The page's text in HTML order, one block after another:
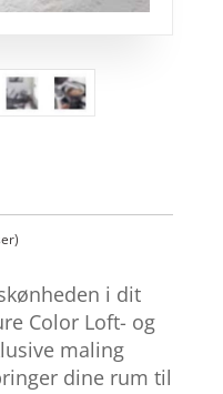
i dit
Color Loft- og
maling
dine rum til